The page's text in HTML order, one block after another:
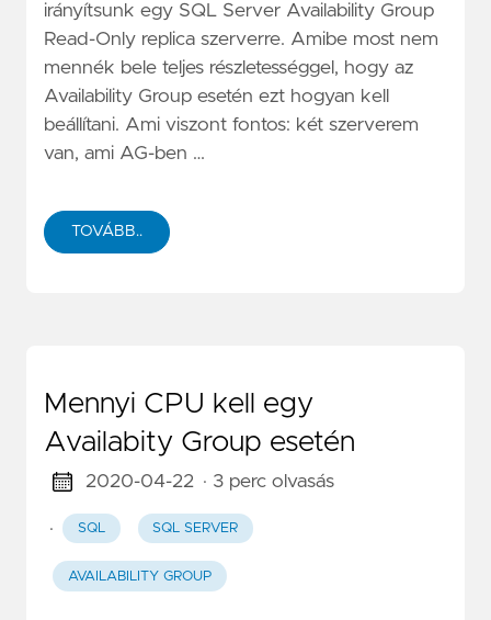
irányítsunk egy SQL Server Availability Group
Read-Only replica szerverre. Amibe most nem
mennék bele teljes részletességgel, hogy az
Availability Group esetén ezt hogyan kell
beállítani. Ami viszont fontos: két szerverem
van, ami AG-ben …
TOVÁBB..
Mennyi CPU kell egy
Availabity Group esetén
2020-04-22 · 3 perc olvasás
· SQL SQL SERVER
AVAILABILITY GROUP